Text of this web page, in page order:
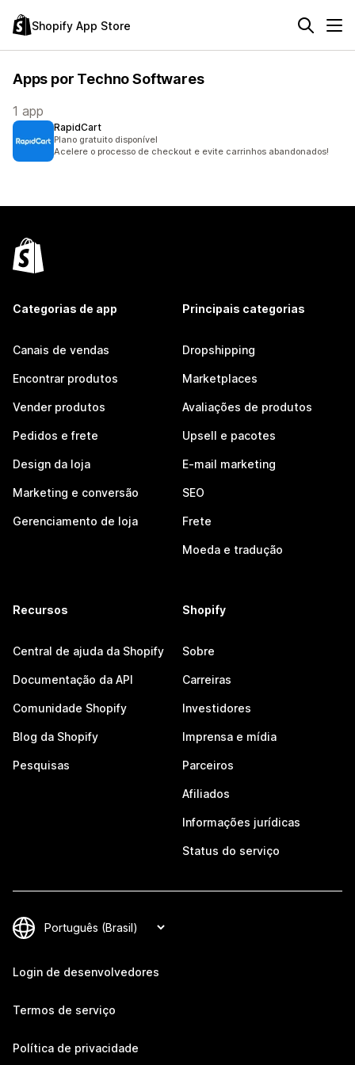
Shopify App Store
Apps por Techno Softwares
1 app
RapidCart
Plano gratuito disponível
Acelere o processo de checkout e evite carrinhos abandonados!
Categorias de app
Canais de vendas
Encontrar produtos
Vender produtos
Pedidos e frete
Design da loja
Marketing e conversão
Gerenciamento de loja
Principais categorias
Dropshipping
Marketplaces
Avaliações de produtos
Upsell e pacotes
E-mail marketing
SEO
Frete
Moeda e tradução
Recursos
Central de ajuda da Shopify
Documentação da API
Comunidade Shopify
Blog da Shopify
Pesquisas
Shopify
Sobre
Carreiras
Investidores
Imprensa e mídia
Parceiros
Afiliados
Informações jurídicas
Status do serviço
Login de desenvolvedores
Termos de serviço
Política de privacidade